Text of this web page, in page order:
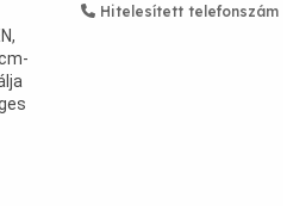
Hitelesített telefonszám